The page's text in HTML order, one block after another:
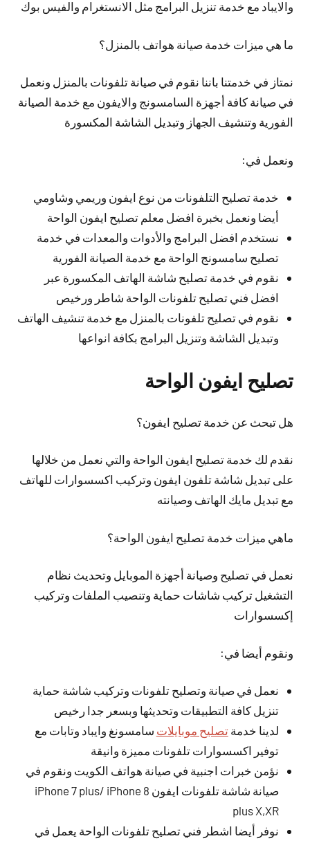
والايباد مع خدمة تنزيل البرامج مثل الانستغرام والفيس بوك
ما هي ميزات خدمة صيانة هواتف بالمنزل؟
نمتاز في خدمتنا باننا نقوم في صيانة تلفونات بالمنزل ونعمل
في صيانة كافة أجهزة السامسونج والايفون مع خدمة الصيانة
الفورية وتنشيف الجهاز وتبديل الشاشة المكسورة
ونعمل في:
خدمة تصليح التلفونات من نوع ايفون وريمي وشاومي
أيضا ونعمل بخبرة افضل معلم تصليح ايفون الواحة
نستخدم افضل البرامج والأدوات والمعدات في خدمة
تصليح سامسونج الواحة مع خدمة الصيانة الفورية
نقوم في خدمة تصليح شاشة الهاتف المكسورة عبر
افضل فني تصليح تلفونات الواحة شاطر ورخيص
نقوم في تصليح تلفونات بالمنزل مع خدمة تنشيف الهاتف
وتبديل الشاشة وتنزيل البرامج بكافة انواعها
تصليح ايفون الواحة
هل تبحث عن خدمة تصليح ايفون؟
نقدم لك خدمة تصليح ايفون الواحة والتي نعمل من خلالها
على تبديل شاشة تلفون ايفون وتركيب اكسسوارات للهاتف
مع تبديل مايك الهاتف وصيانته
ماهي ميزات خدمة تصليح ايفون الواحة؟
نعمل في تصليح وصيانة أجهزة الموبايل وتحديث نظام
التشغيل تركيب شاشات حماية وتنصيب الملفات وتركيب
إكسسوارات
ونقوم أيضا في:
نعمل في صيانة وتصليح تلفونات وتركيب شاشة حماية
تنزيل كافة التطبيقات وتحديثها وبسعر جدا رخيص
لدينا خدمةتصليح موبايلات سامسونغ وايباد وتابات مع
توفير اكسسوارات تلفونات مميزة وانيقة
نؤمن خبرات اجنبية في صيانة هواتف الكويت ونقوم في
صيانة شاشة تلفونات ايفون iPhone 7 plus/ iPhone 8
plus X,XR
نوفر أيضا اشطر فني تصليح تلفونات الواحة يعمل في